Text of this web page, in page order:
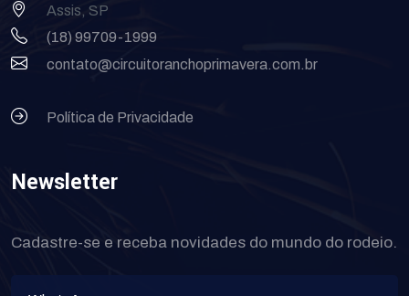
Assis, SP
(18) 99709-1999
contato@circuitoranchoprimavera.com.br
Política de Privacidade
Newsletter
Cadastre-se e receba novidades do mundo do rodeio.